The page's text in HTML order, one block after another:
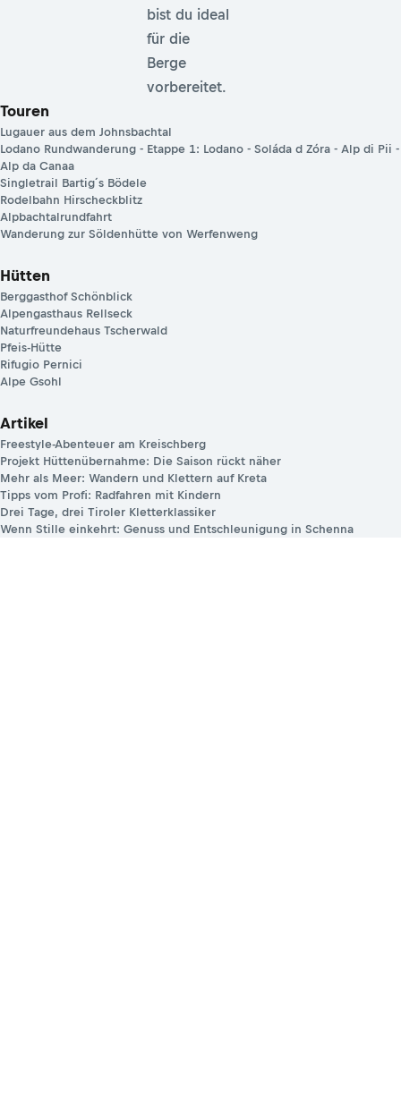
bist du ideal
für die
Berge
vorbereitet.
Touren
Lugauer aus dem Johnsbachtal
Lodano Rundwanderung - Etappe 1: Lodano - Soláda d Zóra - Alp di Pii -
Alp da Canaa
Singletrail Bartig´s Bödele
Rodelbahn Hirscheckblitz
Alpbachtalrundfahrt
Wanderung zur Söldenhütte von Werfenweng
Hütten
Berggasthof Schönblick
Alpengasthaus Rellseck
Naturfreundehaus Tscherwald
Pfeis-Hütte
Rifugio Pernici
Alpe Gsohl
Artikel
Freestyle-Abenteuer am Kreischberg
Projekt Hüttenübernahme: Die Saison rückt näher
Mehr als Meer: Wandern und Klettern auf Kreta
Tipps vom Profi: Radfahren mit Kindern
Drei Tage, drei Tiroler Kletterklassiker
Wenn Stille einkehrt: Genuss und Entschleunigung in Schenna